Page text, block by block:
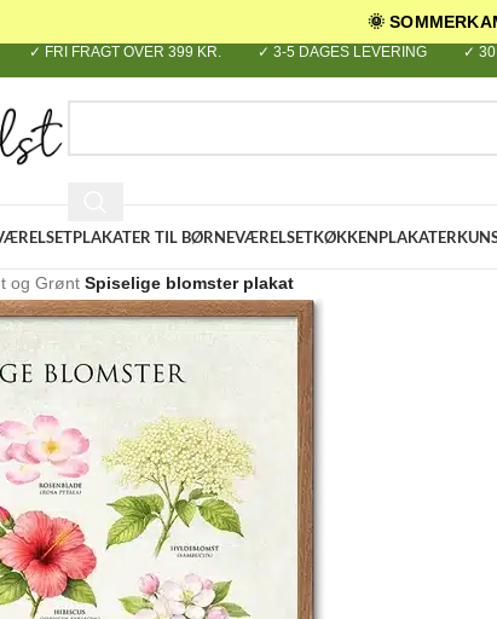
🌞
✓ FRI FRAGT OVER 399 KR. ✓ 3-5 DAGES LEVERING ✓
PLAKATER TIL BØRNEVÆRELSETKØKKENPLAKATER
og Grønt Spiselige blomster plakat